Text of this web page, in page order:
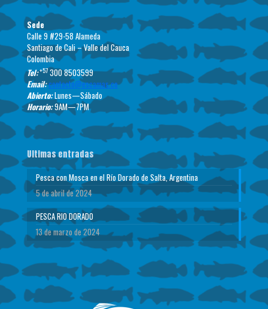
Sede
Calle 9 #29-58 Alameda
Santiago de Cali – Valle del Cauca
Colombia
Tel:+57300 8503599
Email:contacto@escamas.co
Abierto:Lunes—Sábado
Horario:9AM—7PM
Ultimas entradas
Pesca con Mosca en el Río Dorado de Salta, Argentina
5 de abril de 2024
PESCA RIO DORADO
13 de marzo de 2024